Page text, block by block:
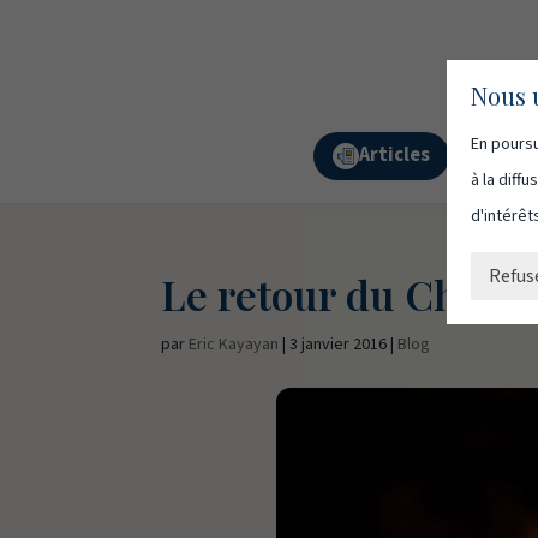
Articles
Le retour du Christ
par Eric Kayayan |3 janvier 2016 | Blog
Nous
En
à la